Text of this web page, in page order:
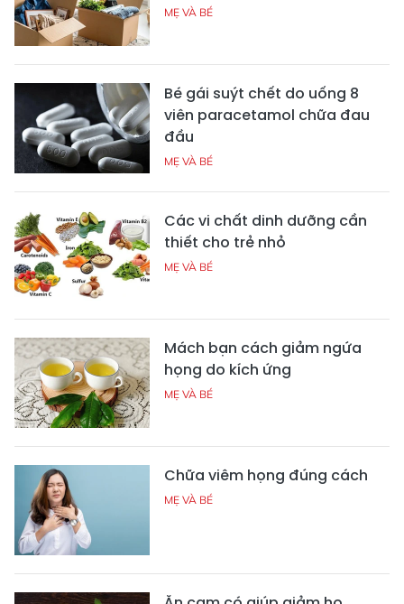
MẸ VÀ BÉ
Bé gái suýt chết do uống 8
viên paracetamol chữa đau
đầu
MẸ VÀ BÉ
Các vi chất dinh dưỡng cần
thiết cho trẻ nhỏ
MẸ VÀ BÉ
Mách bạn cách giảm ngứa
họng do kích ứng
MẸ VÀ BÉ
Chữa viêm họng đúng cách
MẸ VÀ BÉ